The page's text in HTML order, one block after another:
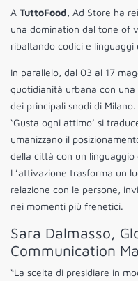
A TuttoFood, Ad Store ha
una domination dal tone of
ribaltando codici e linguaggi
In parallelo, dal 03 al 17
quotidianità urbana con una
dei principali snodi di
‘Gusta ogni attimo’ si
umanizzano il
della città con un
L’attivazione trasforma un
relazione con le persone,
nei momenti più frenetici.
Sara Dalmasso,
Communication
“La scelta di presidiare in